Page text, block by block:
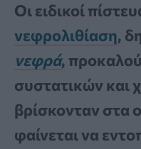
Οι ειδικοί
νεφρολιθίαση,
νεφρά,
συστατικών και
βρίσκονταν στα
φαίνεται να